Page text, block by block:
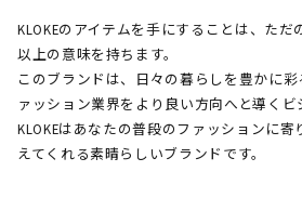
KLOKEのアイテムを手にすることは、ただ
以上の意味を持ちます。
このブランドは、日々の暮らしを豊かに
ァッション業界をより良い方向へと導くビ
KLOKEはあなたの普段のファッションに
えてくれる素晴らしいブランドです。